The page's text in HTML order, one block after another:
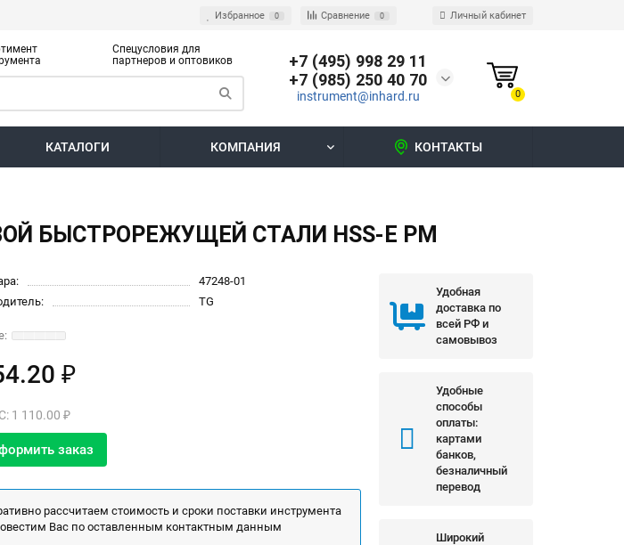
Избранное 0 Сравнение 0 Личный кабинет
Спецусловия для
партнеров и оптовиков
+7 (495) 998 29 11
+7 (985) 250 40 70
instrument@inhard.ru 0
КАТАЛОГИ КОМПАНИЯ КОНТАКТЫ
БЫСТРОРЕЖУЩЕЙ СТАЛИ HSS-E PM
47248-01
TG
₽
1 110.00 ₽
заказ
рассчитаем стоимость и сроки поставки инструмента
Вас по оставленным контактным данным
Удобная
доставка по
всей РФ и
самовывоз
Удобные
способы
оплаты:
картами
банков,
безналичный
перевод
Широкий